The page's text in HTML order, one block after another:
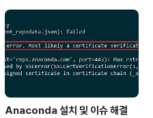
Anaconda 설치 및 이슈 해결